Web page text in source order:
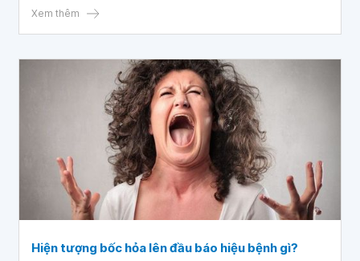
Xem thêm
Hiện tượng bốc hỏa lên đầu báo hiệu bệnh gì?